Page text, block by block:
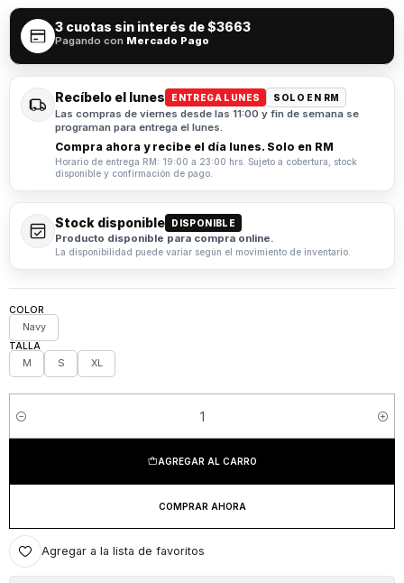
3 cuotas sin interés de$3663
Pagando con Mercado Pago
Recíbelo el lunes ENTREGA LUNES SOLO EN RM
Las compras de viernes desde las 11:00 y fin de semana se
programan para entrega el lunes.
Compra ahora y recibe el día lunes. Solo en RM
Horario de entrega RM: 19:00 a 23:00 hrs. Sujeto a cobertura, stock
disponible y confirmación de pago.
Stock disponible DISPONIBLE
Producto disponible para compra online.
La disponibilidad puede variar según el movimiento de inventario.
COLOR
Navy
TALLA
M S XL
Cantidad
AGREGAR AL CARRO
COMPRAR AHORA
Agregar a la lista de favoritos